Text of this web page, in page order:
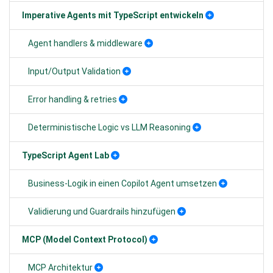
Imperative Agents mit TypeScript entwickeln
Agent handlers & middleware
Input/Output Validation
Error handling & retries
Deterministische Logic vs LLM Reasoning
TypeScript Agent Lab
Business-Logik in einen Copilot Agent umsetzen
Validierung und Guardrails hinzufügen
MCP (Model Context Protocol)
MCP Architektur